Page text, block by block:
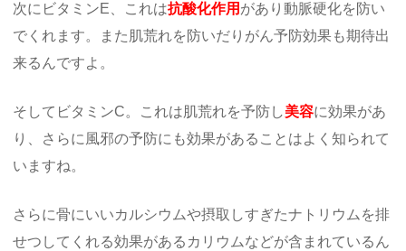
次にビタミンE、これは抗酸化作用 があり動脈硬化を防い
でくれます。また肌荒れを防いだりがん予防効果も期待出
来るんですよ。
そしてビタミンC。これは肌荒れを予防し美容に効果があ
り、さらに風邪の予防にも効果があることはよく知られて
いますね。
さらに骨にいいカルシウムや摂取しすぎたナトリウムを排
せつしてくれる効果があるカリウムなどが含まれているん